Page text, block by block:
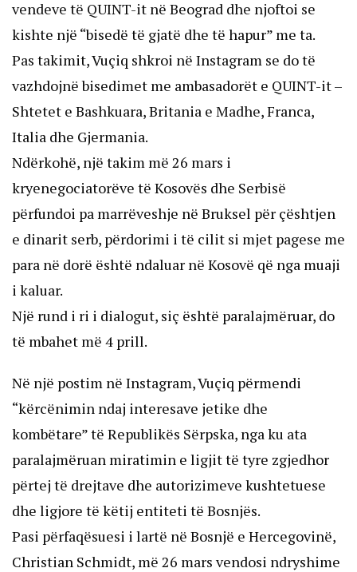
vendeve të QUINT-it në Beograd dhe njoftoi se
kishte një “bisedë të gjatë dhe të hapur” me ta.
Pas takimit, Vuçiq shkroi në Instagram se do të
vazhdojnë bisedimet me ambasadorët e QUINT-it –
Shtetet e Bashkuara, Britania e Madhe, Franca,
Italia dhe Gjermania.
Ndërkohë, një takim më 26 mars i
kryenegociatorëve të Kosovës dhe Serbisë
përfundoi pa marrëveshje në Bruksel për çështjen
e dinarit serb, përdorimi i të cilit si mjet pagese me
para në dorë është ndaluar në Kosovë që nga muaji
i kaluar.
Një rund i ri i dialogut, siç është paralajmëruar, do
të mbahet më 4 prill.
Në një postim në Instagram, Vuçiq përmendi
“kërcënimin ndaj interesave jetike dhe
kombëtare” të Republikës Sërpska, nga ku ata
paralajmëruan miratimin e ligjit të tyre zgjedhor
përtej të drejtave dhe autorizimeve kushtetuese
dhe ligjore të këtij entiteti të Bosnjës.
Pasi përfaqësuesi i lartë në Bosnjë e Hercegovinë,
Christian Schmidt, më 26 mars vendosi ndryshime